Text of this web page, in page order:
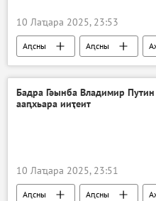
10 Лаҵара 2025, 23:53
Аԥсны Аԥсны
Бадра Гәынба Владимир
ааԥхьара ииҭеит
10 Лаҵара 2025, 23:51
Аԥсны Аԥсны